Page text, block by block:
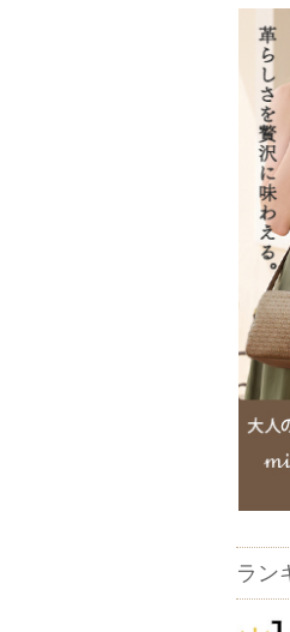
ラン